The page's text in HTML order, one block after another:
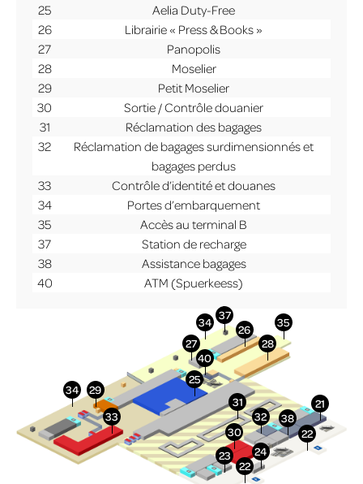
25
Aelia Duty-Free
26
Librairie « Press & Books »
27
Panopolis
28
Moselier
29
Petit Moselier
30
Sortie / Contrôle douanier
31
Réclamation des bagages
32
Réclamation de bagages surdimensionnés et
bagages perdus
33
Contrôle d’identité et douanes
34
Portes d’embarquement
35
Accès au terminal B
37
Station de recharge
38
Assistance bagages
40
ATM (Spuerkeess)